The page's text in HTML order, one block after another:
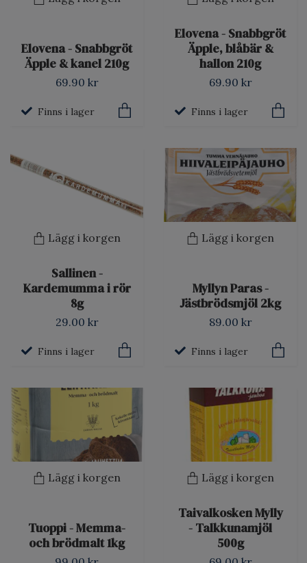
Elovena - Snabbgröt
Äpple & kanel 210g
69.90 kr
Finns i lager
Elovena - Snabbgröt
Äpple, blåbär &
hallon 210g
69.90 kr
Finns i lager
Lägg i korgen
Sallinen -
Kardemumma i rör
8g
29.00 kr
Finns i lager
Lägg i korgen
Myllyn Paras -
Jästbrödsmjöl 2kg
89.00 kr
Finns i lager
Lägg i korgen
Tuoppi - Memma-
och brödmalt 1kg
Lägg i korgen
Taivalkosken Mylly
- Talkkunamjöl
500g